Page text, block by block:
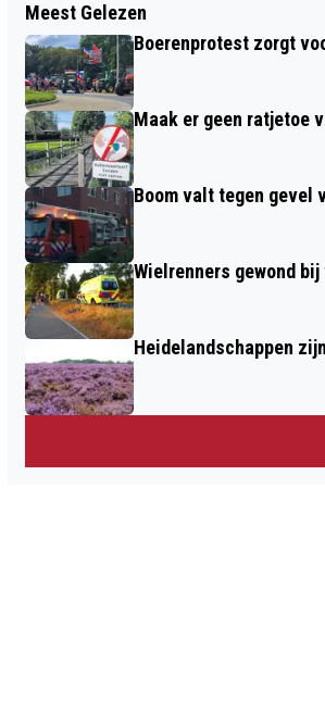
START CHRISTELIJK
REFORMATORISCHE
BARNEVELD
Meest Gelezen
Boerenprotest zorgt
Maak er geen ratjetoe
Boom valt tegen gevel
Wielrenners gewond
Heidelandschappen